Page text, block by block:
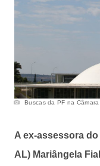
Buscas da PF na
A ex-assessora
AL) Mariângela